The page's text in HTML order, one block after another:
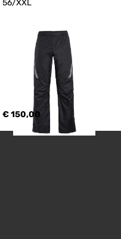
56/XXL
€ 150,00